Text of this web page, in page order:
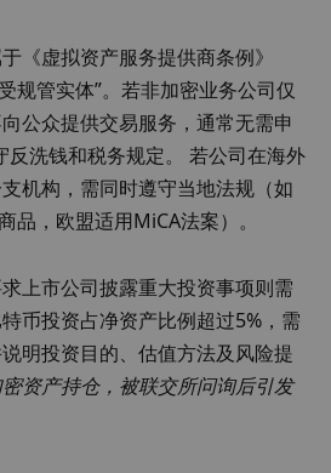
《虚拟资产服务提供商条例》
规管实体”。若非加密业务公司仅
公众提供交易服务，通常无需申
反洗钱和税务规定。 若公司在海外
支机构，需同时遵守当地法规（如
品，欧盟适用MiCA法案）。
上市公司披露重大投资事项则需
币投资占净资产比例超过5%，需
明投资目的、估值方法及风险提
资产持仓，被联交所问询后引发